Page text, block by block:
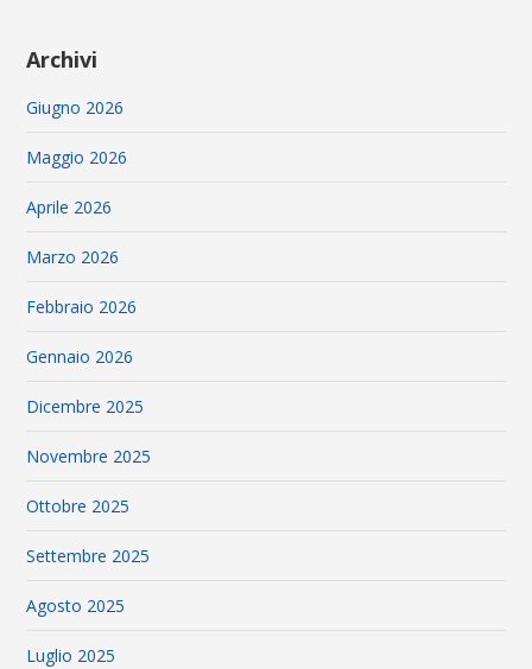
Archivi
Giugno 2026
Maggio 2026
Aprile 2026
Marzo 2026
Febbraio 2026
Gennaio 2026
Dicembre 2025
Novembre 2025
Ottobre 2025
Settembre 2025
Agosto 2025
Luglio 2025